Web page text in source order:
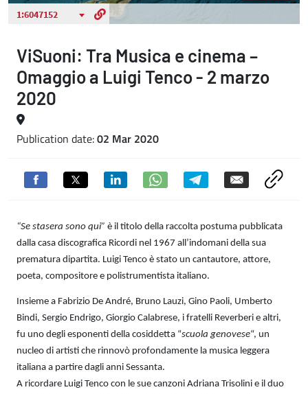
ViSuoni: Tra Musica e cinema –
Omaggio a Luigi Tenco - 2 marzo
2020
Publication date:02 Mar 2020
“Se stasera sono qui” è il titolo della raccolta postuma pubblicata
dalla casa discografica Ricordi nel 1967 all’indomani della sua
prematura dipartita. Luigi Tenco è stato un cantautore, attore,
poeta, compositore e polistrumentista italiano.
Insieme a Fabrizio De André, Bruno Lauzi, Gino Paoli, Umberto
Bindi, Sergio Endrigo, Giorgio Calabrese, i fratelli Reverberi e altri,
fu uno degli esponenti della cosiddetta “scuola genovese“, un
nucleo di artisti che rinnovò profondamente la musica leggera
italiana a partire dagli anni Sessanta.
A ricordare Luigi Tenco con le sue canzoni Adriana Trisolini e il duo